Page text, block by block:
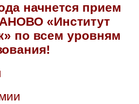
начнется прием
«Институт
по всем уровням